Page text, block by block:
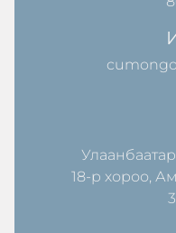
18-р хороо,